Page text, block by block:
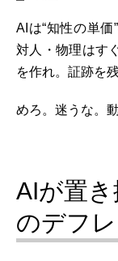
AIは“知性の単価
対人・物理はす
を作れ。証跡を残
めろ。迷うな。
AIが置
のデフ